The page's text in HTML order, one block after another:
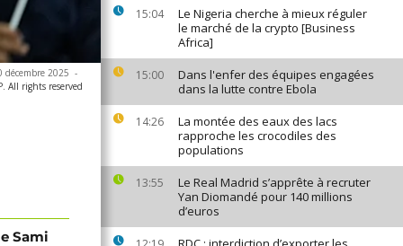
15:04
Le Nigeria cherche à mieux réguler
le marché de la crypto [Business
Africa]
15:00
Dans l'enfer des équipes engagées
dans la lutte contre Ebola
14:26
La montée des eaux des lacs
rapproche les crocodiles des
populations
13:55
Le Real Madrid s’apprête à recruter
Yan Diomandé pour 140 millions
d’euros
2025 -
All rights reserved
Sami